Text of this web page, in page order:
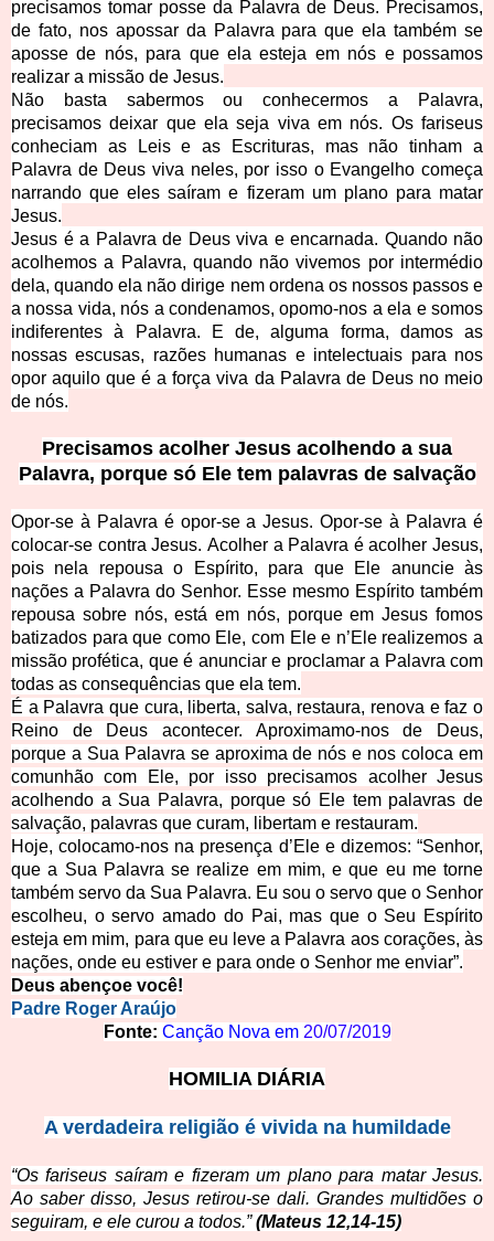
precisamos tomar posse da Palavra de Deus. Precisamos,
de fato, nos apossar da Palavra para que ela também se
aposse de nós, para que ela esteja em nós e possamos
realizar a missão de Jesus.
Não basta sabermos ou conhecermos a Palavra,
precisamos deixar que ela seja viva em nós. Os fariseus
conheciam as Leis e as Escrituras, mas não tinham a
Palavra de Deus viva neles, por isso o Evangelho começa
narrando que eles saíram e fizeram um plano para matar
Jesus.
Jesus é a Palavra de Deus viva e encarnada. Quando não
acolhemos a Palavra, quando não vivemos por intermédio
dela, quando ela não dirige nem ordena os nossos passos e
a nossa vida, nós a condenamos, opomo-nos a ela e somos
indiferentes à Palavra. E de, alguma forma, damos as
nossas escusas, razões humanas e intelectuais para nos
opor aquilo que é a força viva da Palavra de Deus no meio
de nós.
Precisamos acolher Jesus acolhendo a sua
Palavra, porque só Ele tem palavras de salvação
Opor-se à Palavra é opor-se a Jesus. Opor-se à Palavra é
colocar-se contra Jesus. Acolher a Palavra é acolher Jesus,
pois nela repousa o Espírito, para que Ele anuncie às
nações a Palavra do Senhor. Esse mesmo Espírito também
repousa sobre nós, está em nós, porque em Jesus fomos
batizados para que como Ele, com Ele e n’Ele realizemos a
missão profética, que é anunciar e proclamar a Palavra com
todas as consequências que ela tem.
É a Palavra que cura, liberta, salva, restaura, renova e faz o
Reino de Deus acontecer. Aproximamo-nos de Deus,
porque a Sua Palavra se aproxima de nós e nos coloca em
comunhão com Ele, por isso precisamos acolher Jesus
acolhendo a Sua Palavra, porque só Ele tem palavras de
salvação, palavras que curam, libertam e restauram.
Hoje, colocamo-nos na presença d’Ele e dizemos: “Senhor,
que a Sua Palavra se realize em mim, e que eu me torne
também servo da Sua Palavra. Eu sou o servo que o Senhor
escolheu, o servo amado do Pai, mas que o Seu Espírito
esteja em mim, para que eu leve a Palavra aos corações, às
nações, onde eu estiver e para onde o Senhor me enviar”.
Deus abençoe você!
Padre Roger Araújo
Fonte: Canção Nova em 20/07/2019
HOMILIA DIÁRIA
A verdadeira religião é vivida na humildade
“Os fariseus saíram e fizeram um plano para matar Jesus.
Ao saber disso, Jesus retirou-se dali. Grandes multidões o
seguiram, e ele curou a todos.” (Mateus 12,14-15)